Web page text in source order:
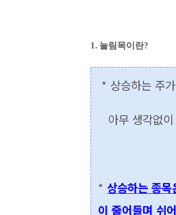
1. 눌림목이란?
* 상승하는 주
아무 생각없
* 상승하는 종
이 줄어들며 쉬